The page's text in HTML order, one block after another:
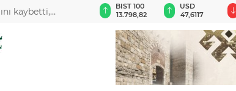
kaybetti, 6.498,74
BIST 100
13.798,82
USD
47,6117